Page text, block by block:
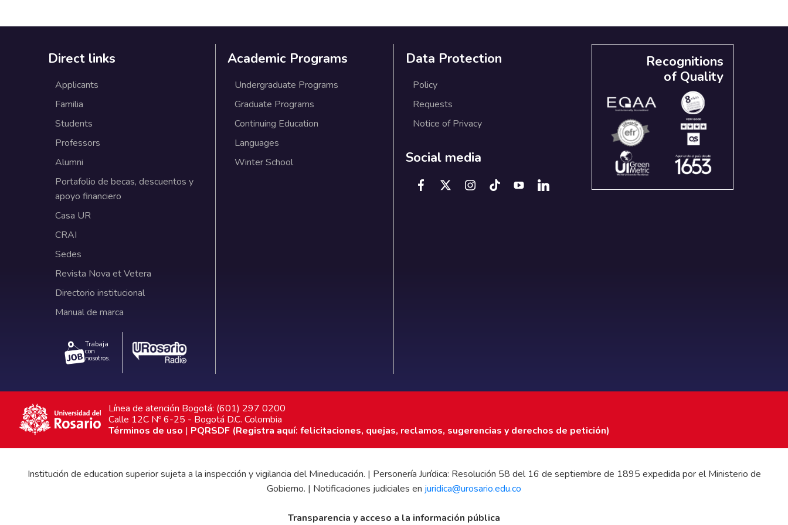
Direct links
Applicants
Familia
Students
Professors
Alumni
Portafolio de becas, descuentos y
apoyo financiero
Casa UR
CRAI
Sedes
Revista Nova et Vetera
Directorio institucional
Manual de marca
Trabaja
con
nosotros.
Academic Programs
Undergraduate Programs
Graduate Programs
Continuing Education
Languages
Winter School
Data Protection
Policy
Requests
Notice of Privacy
Social media
Recognitions
of Quality
Línea de atención Bogotá: (601) 297 0200
Calle 12C Nº 6-25 - Bogotá D.C. Colombia
Términos de uso | PQRSDF (Registra aquí: felicitaciones, quejas, reclamos, sugerencias y derechos de petición)
Institución de education superior sujeta a la inspección y vigilancia del Mineducación. | Personería Jurídica: Resolución 58 del 16 de septiembre de 1895 expedida por el Ministerio de
Gobierno. | Notificaciones judiciales en juridica@urosario.edu.co
Transparencia y acceso a la información pública